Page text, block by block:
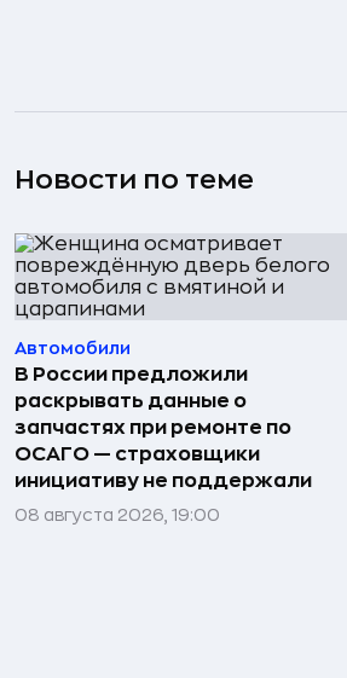
Новости по теме
Автомобили
В России предложили
раскрывать данные о
запчастях при ремонте по
ОСАГО — страховщики
инициативу не поддержали
08 августа 2026, 19:00